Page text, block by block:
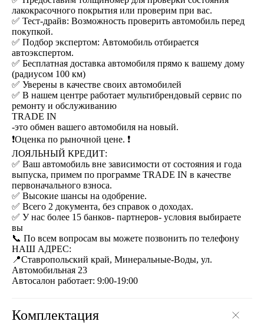
лакокрасочного покрытия или проверим при вас.
✅ Тест-драйв: Возможность проверить автомобиль перед
покупкой.
✅ Подбор экспертом: Автомобиль отбирается
автоэкспертом.
✅ Бесплатная доставка автомобиля прямо к вашему дому
(радиусом 100 км)
✅ Уверены в качестве своих автомобилей
✅ В нашем центре работает мультибрендовый сервис по
ремонту и обслуживанию
ТRАDЕ IN
-это обмен вашего автомобиля на новый.
❗️Оценка по рыночной цене. ❗
ЛОЯЛЬНЫЙ КРЕДИТ:
✅ Ваш автомобиль вне зависимости от состояния и года
выпуска, примем по программе ТRАDЕ IN в качестве
первоначального взноса.
✅ Высокие шансы на одобрение.
✅ Всего 2 документа, без справок о доходах.
✅ У нас более 15 банков- партнеров- условия выбираете
вы
📞 По всем вопросам вы можете позвонить по телефону
НАШ АДРЕС:
📍Ставропольский край, Минеральные-Воды, ул.
Автомобильная 23
Автосалон работает: 9:00-19:00
Комплектация